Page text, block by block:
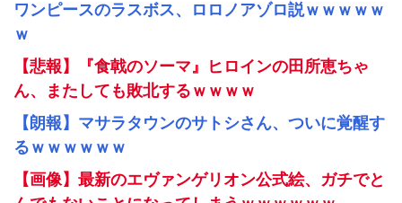
ワンピースのラスボス、ロロノアゾロ説ｗｗｗｗｗ
ｗ
【悲報】『食戟のソーマ』ヒロインの田所恵ちゃ
ん、またしても敗北するｗｗｗｗ
【朗報】マサラタウンのサトシさん、ついに覚醒す
るｗｗｗｗｗｗ
【画像】最新のエヴァンゲリオン公式絵、ガチでと